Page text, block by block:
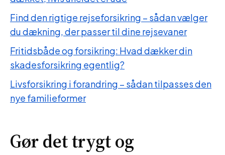
Find den rigtige rejseforsikring – sådan vælger
du dækning, der passer til dine rejsevaner
Fritidsbåde og forsikring: Hvad dækker din
skadesforsikring egentlig?
Livsforsikring i forandring – sådan tilpasses den
nye familieformer
Gør det trygt og